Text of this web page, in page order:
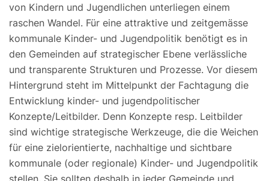
von Kindern und Jugendlichen unterliegen einem
raschen Wandel. Für eine attraktive und zeitgemässe
kommunale Kinder- und Jugendpolitik benötigt es in
den Gemeinden auf strategischer Ebene verlässliche
und transparente Strukturen und Prozesse. Vor diesem
Hintergrund steht im Mittelpunkt der Fachtagung die
Entwicklung kinder- und jugendpolitischer
Konzepte/Leitbilder. Denn Konzepte resp. Leitbilder
sind wichtige strategische Werkzeuge, die die Weichen
für eine zielorientierte, nachhaltige und sichtbare
kommunale (oder regionale) Kinder- und Jugendpolitik
stellen. Sie sollten deshalb in jeder Gemeinde und